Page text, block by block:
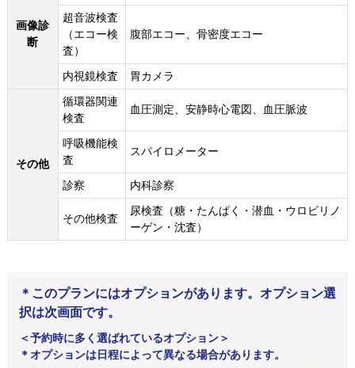
画像診
断
超音波検査
（エコー検
査）
腹部エコー、骨密度エコー
内視鏡検査 胃カメラ
その他
循環器関連
検査
血圧測定、安静時心電図、血圧脈波
呼吸機能検
査
スパイロメーター
診察 内科診察
その他検査
尿検査（糖・たんぱく・潜血・ウロビリノ
ーゲン・沈査）
＊このプランにはオプションがあります。オプション選
択は次画面です。
＜予約時に多く選ばれているオプション＞
＊オプションは日程によって異なる場合があります。